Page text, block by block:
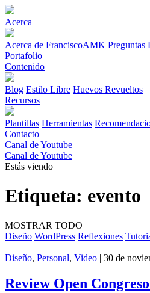
Acerca
Acerca de FranciscoAMK Preguntas
Portafolio
Contenido
Blog Estilo Libre Huevos Revueltos
Recursos
Plantillas Herramientas
Contacto
Canal de Youtube
Canal de Youtube
Estás viendo
Etiqueta: evento
MOSTRAR TODO
Diseño WordPress Reflexiones
Diseño, Personal, Video | 30 de
Review Open